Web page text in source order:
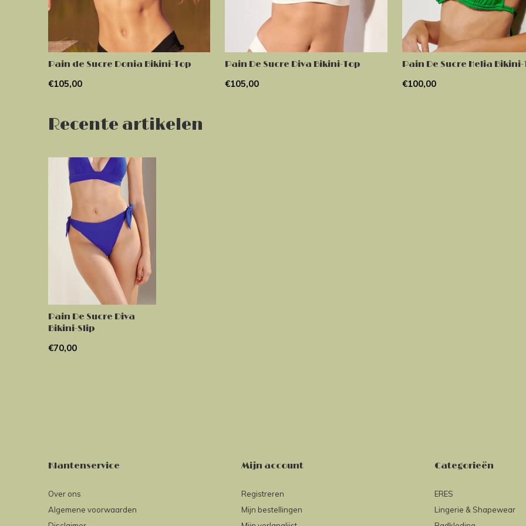
Pain de Sucre Donia Bikini-Top
€105,00
Pain De Sucre Diva Bikini-Top
€105,00
Pain De Sucre Helia Bikini-
€100,00
Recente artikelen
Pain De Sucre Diva
Bikini-Slip
€70,00
Klantenservice
Over ons
Algemene voorwaarden
Mijn account
Registreren
Mijn bestellingen
Categorieën
ERES
Lingerie & Shapewear